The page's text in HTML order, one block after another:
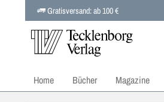
Gratisversand: ab 100 €
Home Bücher Magazine